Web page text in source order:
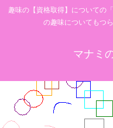
趣味の【資格取得】についての
の趣味についてもつ
マナミ